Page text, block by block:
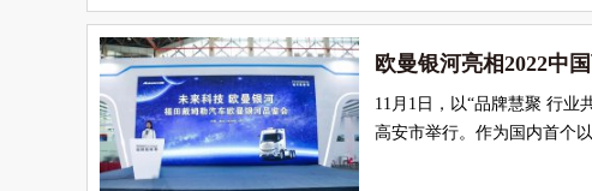
欧曼银河亮相2022中
11月1日，以“品牌慧聚 行业
高安市举行。作为国内首个